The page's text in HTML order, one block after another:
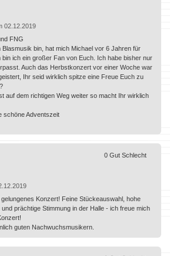
02.12.2019
FNG
bin, hat mich Michael vor 6 Jahren für
bin ich ein großer Fan von Euch. Ich habe bisher nur
Auch das Herbstkonzert vor einer Woche war
Ihr seid wirklich spitze eine Freue Euch zu
auf dem richtigen Weg weiter so macht Ihr wirklich
schöne Adventszeit
Konzert! Feine Stückeauswahl, hohe
prächtige Stimmung in der Halle - ich freue mich
guten Nachwuchsmusikern.
0 Gut Schlecht